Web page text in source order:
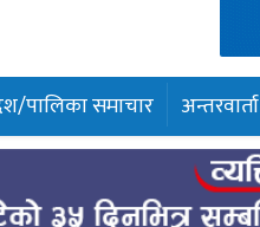
पालिका समाचार अन्तरवार्ता